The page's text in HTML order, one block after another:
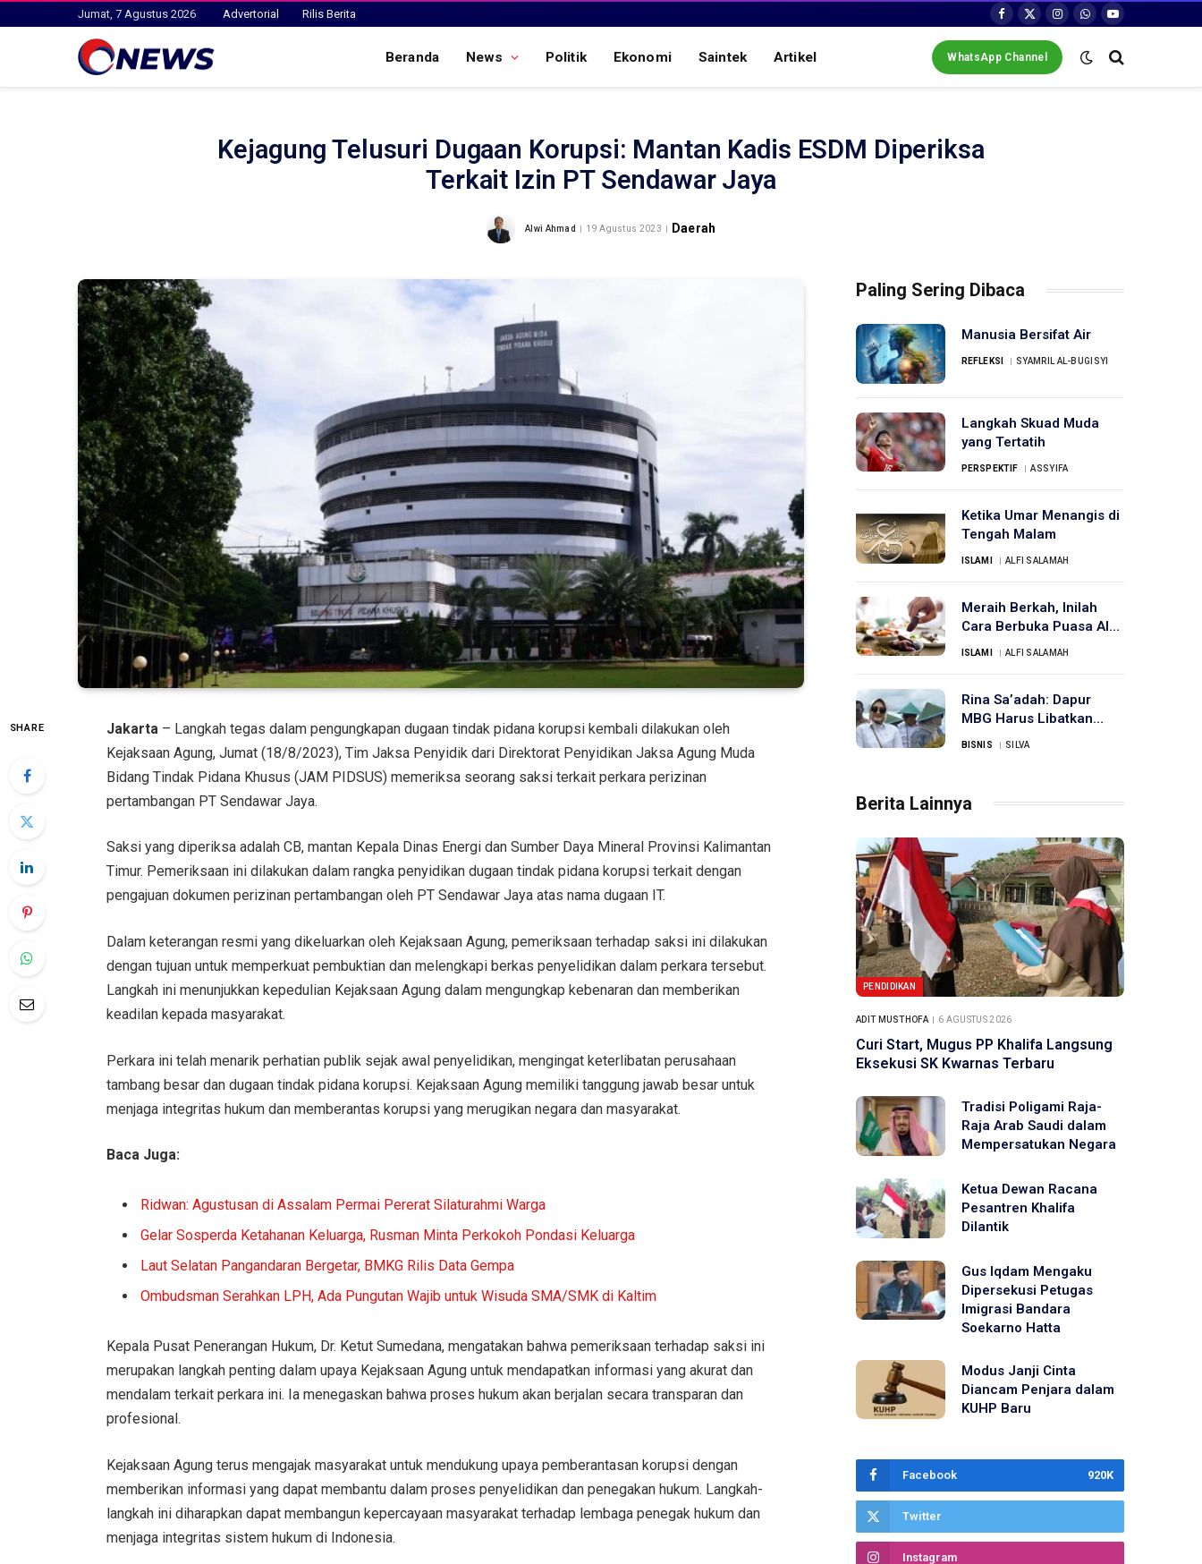
Jumat, 7 Agustus 2026 Advertorial Rilis Berita
Facebook
X
(Twitter)
Instagram
WhatsApp
YouTube
Beranda News Politik Ekonomi Saintek Artikel WhatsApp Channel
Kejagung Telusuri Dugaan Korupsi: Mantan Kadis ESDM Diperiksa
Terkait Izin PT Sendawar Jaya
Alwi Ahmad 19 Agustus 2023 Daerah
SHARE Jakarta – Langkah tegas dalam pengungkapan dugaan tindak pidana korupsi kembali dilakukan oleh
Kejaksaan Agung, Jumat (18/8/2023), Tim Jaksa Penyidik dari Direktorat Penyidikan Jaksa Agung Muda
Bidang Tindak Pidana Khusus (JAM PIDSUS) memeriksa seorang saksi terkait perkara perizinan
pertambangan PT Sendawar Jaya.
Saksi yang diperiksa adalah CB, mantan Kepala Dinas Energi dan Sumber Daya Mineral Provinsi Kalimantan
Timur. Pemeriksaan ini dilakukan dalam rangka penyidikan dugaan tindak pidana korupsi terkait dengan
pengajuan dokumen perizinan pertambangan oleh PT Sendawar Jaya atas nama dugaan IT.
Dalam keterangan resmi yang dikeluarkan oleh Kejaksaan Agung, pemeriksaan terhadap saksi ini dilakukan
dengan tujuan untuk memperkuat pembuktian dan melengkapi berkas penyelidikan dalam perkara tersebut.
Langkah ini menunjukkan kepedulian Kejaksaan Agung dalam mengungkap kebenaran dan memberikan
keadilan kepada masyarakat.
Perkara ini telah menarik perhatian publik sejak awal penyelidikan, mengingat keterlibatan perusahaan
tambang besar dan dugaan tindak pidana korupsi. Kejaksaan Agung memiliki tanggung jawab besar untuk
menjaga integritas hukum dan memberantas korupsi yang merugikan negara dan masyarakat.
Baca Juga:
Ridwan: Agustusan di Assalam Permai Pererat Silaturahmi Warga
Gelar Sosperda Ketahanan Keluarga, Rusman Minta Perkokoh Pondasi Keluarga
Laut Selatan Pangandaran Bergetar, BMKG Rilis Data Gempa
Ombudsman Serahkan LPH, Ada Pungutan Wajib untuk Wisuda SMA/SMK di Kaltim
Kepala Pusat Penerangan Hukum, Dr. Ketut Sumedana, mengatakan bahwa pemeriksaan terhadap saksi ini
merupakan langkah penting dalam upaya Kejaksaan Agung untuk mendapatkan informasi yang akurat dan
mendalam terkait perkara ini. Ia menegaskan bahwa proses hukum akan berjalan secara transparan dan
profesional.
Kejaksaan Agung terus mengajak masyarakat untuk mendukung upaya pemberantasan korupsi dengan
memberikan informasi yang dapat membantu dalam proses penyelidikan dan penegakan hukum. Langkah-
langkah ini diharapkan dapat membangun kepercayaan masyarakat terhadap lembaga penegak hukum dan
menjaga integritas sistem hukum di Indonesia.
Paling Sering Dibaca
Manusia Bersifat Air
REFLEKSI SYAMRIL AL-BUGISYI
Langkah Skuad Muda
yang Tertatih
PERSPEKTIF ASSYIFA
Ketika Umar Menangis di
Tengah Malam
ISLAMI ALFI SALAMAH
Meraih Berkah, Inilah
Cara Berbuka Puasa Ala
Rasulullah
ISLAMI ALFI SALAMAH
Rina Sa’adah: Dapur
MBG Harus Libatkan
UMKM Lokal
BISNIS SILVA
Berita Lainnya
PENDIDIKAN
ADIT MUSTHOFA 6 AGUSTUS 2026
Curi Start, Mugus PP Khalifa Langsung
Eksekusi SK Kwarnas Terbaru
Tradisi Poligami Raja-
Raja Arab Saudi dalam
Mempersatukan Negara
Ketua Dewan Racana
Pesantren Khalifa
Dilantik
Gus Iqdam Mengaku
Dipersekusi Petugas
Imigrasi Bandara
Soekarno Hatta
Modus Janji Cinta
Diancam Penjara dalam
KUHP Baru
Facebook 920K
Twitter
Instagram